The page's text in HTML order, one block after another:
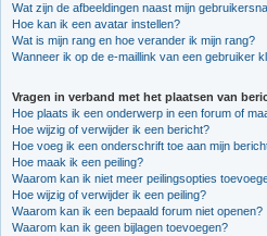
Wat zijn de afbeeldingen naast mijn
Hoe kan ik een avatar instellen?
Wat is mijn rang en hoe verander ik mijn rang?
Wanneer ik op de e-maillink van een gebruiker
Vragen in verband met het plaatsen van
Hoe plaats ik een onderwerp in een forum of
Hoe wijzig of verwijder ik een bericht?
Hoe voeg ik een onderschrift toe aan mijn
Hoe maak ik een peiling?
Waarom kan ik niet meer peilingsopties
Hoe wijzig of verwijder ik een peiling?
Waarom kan ik een bepaald forum niet openen?
Waarom kan ik geen bijlagen toevoegen?